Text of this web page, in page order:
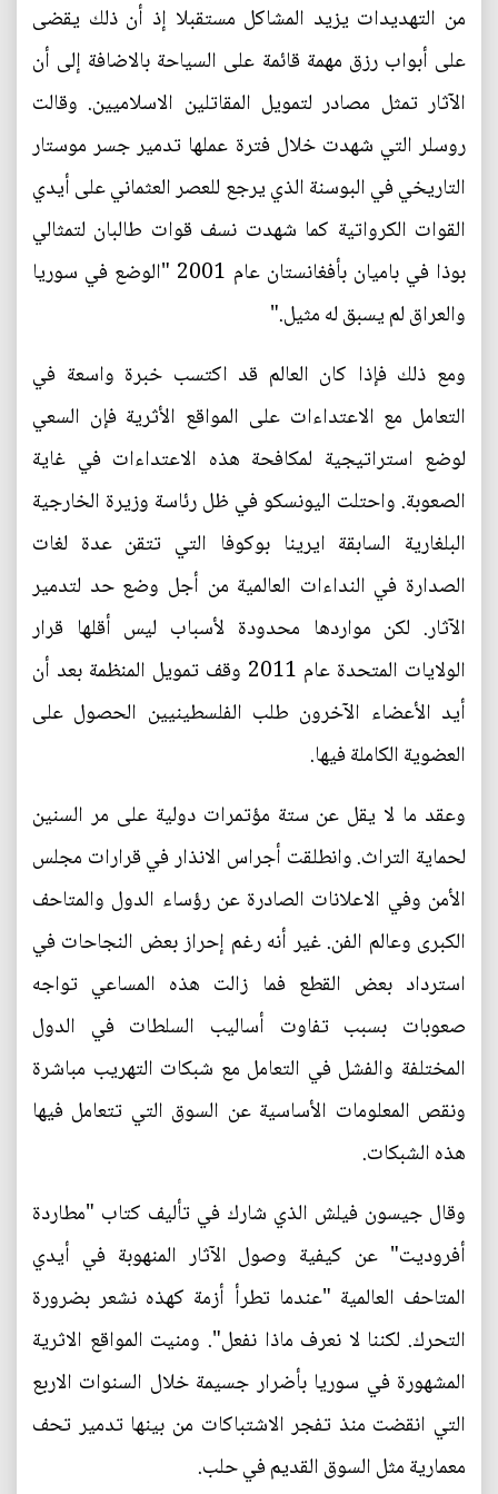
من التهديدات يزيد المشاكل مستقبلا إذ أن ذلك يقضى
على أبواب رزق مهمة قائمة على السياحة بالاضافة إلى أن
الآثار تمثل مصادر لتمويل المقاتلين الاسلاميين. وقالت
روسلر التي شهدت خلال فترة عملها تدمير جسر موستار
التاريخي في البوسنة الذي يرجع للعصر العثماني على أيدي
القوات الكرواتية كما شهدت نسف قوات طالبان لتمثالي
بوذا في باميان بأفغانستان عام 2001 "الوضع في سوريا
والعراق لم يسبق له مثيل."
ومع ذلك فإذا كان العالم قد اكتسب خبرة واسعة في
التعامل مع الاعتداءات على المواقع الأثرية فإن السعي
لوضع استراتيجية لمكافحة هذه الاعتداءات في غاية
الصعوبة. واحتلت اليونسكو في ظل رئاسة وزيرة الخارجية
البلغارية السابقة ايرينا بوكوفا التي تتقن عدة لغات
الصدارة في النداءات العالمية من أجل وضع حد لتدمير
الآثار. لكن مواردها محدودة لأسباب ليس أقلها قرار
الولايات المتحدة عام 2011 وقف تمويل المنظمة بعد أن
أيد الأعضاء الآخرون طلب الفلسطينيين الحصول على
العضوية الكاملة فيها.
وعقد ما لا يقل عن ستة مؤتمرات دولية على مر السنين
لحماية التراث. وانطلقت أجراس الانذار في قرارات مجلس
الأمن وفي الاعلانات الصادرة عن رؤساء الدول والمتاحف
الكبرى وعالم الفن. غير أنه رغم إحراز بعض النجاحات في
استرداد بعض القطع فما زالت هذه المساعي تواجه
صعوبات بسبب تفاوت أساليب السلطات في الدول
المختلفة والفشل في التعامل مع شبكات التهريب مباشرة
ونقص المعلومات الأساسية عن السوق التي تتعامل فيها
هذه الشبكات.
وقال جيسون فيلش الذي شارك في تأليف كتاب "مطاردة
أفروديت" عن كيفية وصول الآثار المنهوبة في أيدي
المتاحف العالمية "عندما تطرأ أزمة كهذه نشعر بضرورة
التحرك. لكننا لا نعرف ماذا نفعل". ومنيت المواقع الاثرية
المشهورة في سوريا بأضرار جسيمة خلال السنوات الاربع
التي انقضت منذ تفجر الاشتباكات من بينها تدمير تحف
معمارية مثل السوق القديم في حلب.